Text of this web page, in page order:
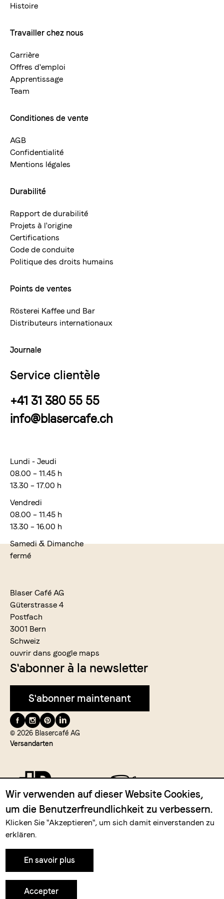
Histoire
Travailler chez nous
Carrière
Offres d'emploi
Apprentissage
Team
Conditiones de vente
AGB
Confidentialité
Mentions légales
Durabilité
Rapport de durabilité
Projets à l'origine
Certifications
Code de conduite
Politique des droits humains
Points de ventes
Rösterei Kaffee und Bar
Distributeurs internationaux
Journale
Service clientèle
+41 31 380 55 55
info@blasercafe.ch
Lundi - Jeudi
08.00 – 11.45 h
13.30 – 17.00 h
Vendredi
08.00 – 11.45 h
13.30 – 16.00 h
Samedi & Dimanche
fermé
Blaser Café AG
Güterstrasse 4
Postfach
3001 Bern
Schweiz
ouvrir dans google maps
S'abonner à la newsletter
S'abonner maintenant
Suivez-
nous
© 2026 Blasercafé AG
Versandarten
Zahlungsmittel
Wir verwenden auf dieser Website Cookies,
um die Benutzerfreundlichkeit zu verbessern.
Klicken Sie "Akzeptieren", um sich damit einverstanden zu
erklären.
En savoir plus
Accepter